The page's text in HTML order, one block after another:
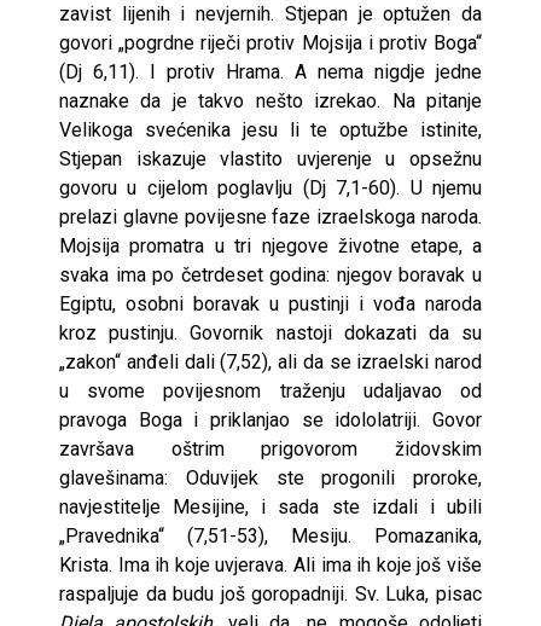
zavist lijenih i nevjernih. Stjepan je optužen da
govori „pogrdne riječi protiv Mojsija i protiv Boga“
(Dj 6,11). I protiv Hrama. A nema nigdje jedne
naznake da je takvo nešto izrekao. Na pitanje
Velikoga svećenika jesu li te optužbe istinite,
Stjepan iskazuje vlastito uvjerenje u opsežnu
govoru u cijelom poglavlju (Dj 7,1-60). U njemu
prelazi glavne povijesne faze izraelskoga naroda.
Mojsija promatra u tri njegove životne etape, a
svaka ima po četrdeset godina: njegov boravak u
Egiptu, osobni boravak u pustinji i vođa naroda
kroz pustinju. Govornik nastoji dokazati da su
„zakon“ anđeli dali (7,52), ali da se izraelski narod
u svome povijesnom traženju udaljavao od
pravoga Boga i priklanjao se idololatriji. Govor
završava oštrim prigovorom židovskim
glavešinama: Oduvijek ste progonili proroke,
navjestitelje Mesijine, i sada ste izdali i ubili
„Pravednika“ (7,51-53), Mesiju. Pomazanika,
Krista. Ima ih koje uvjerava. Ali ima ih koje još više
raspaljuje da budu još goropadniji. Sv. Luka, pisac